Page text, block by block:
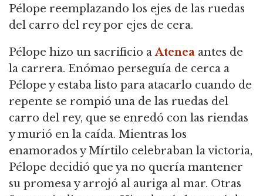
Pélope reemplazando los ejes de las ruedas
del carro del rey por ejes de cera.
Pélope hizo un sacrificio aAtenea antes de
la carrera. Enómao perseguía de cerca a
Pélope y estaba listo para atacarlo cuando de
repente se rompió una de las ruedas del
carro del rey, que se enredó con las riendas
y murió en la caída. Mientras los
enamorados y Mírtilo celebraban la victoria,
Pélope decidió que ya no quería mantener
su promesa y arrojó al auriga al mar. Otras